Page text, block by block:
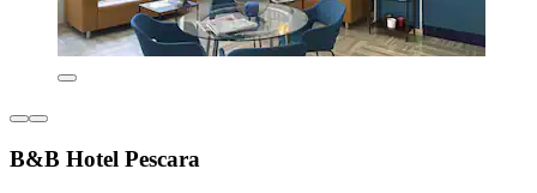
B&B Hotel Pescara